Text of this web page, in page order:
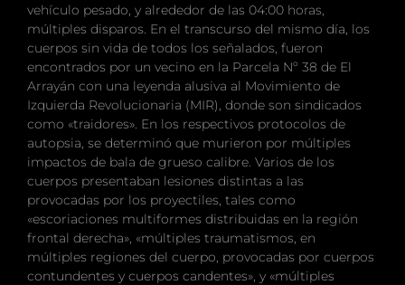
vehículo pesado, y alrededor de las 04:00 horas,
múltiples disparos. En el transcurso del mismo día, los
cuerpos sin vida de todos los señalados, fueron
encontrados por un vecino en la Parcela Nº 38 de El
Arrayán con una leyenda alusiva al Movimiento de
Izquierda Revolucionaria (MIR), donde son sindicados
como «traidores». En los respectivos protocolos de
autopsia, se determinó que murieron por múltiples
impactos de bala de grueso calibre. Varios de los
cuerpos presentaban lesiones distintas a las
provocadas por los proyectiles, tales como
«escoriaciones multiformes distribuidas en la región
frontal derecha», «múltiples traumatismos, en
múltiples regiones del cuerpo, provocadas por cuerpos
contundentes y cuerpos candentes», y «múltiples